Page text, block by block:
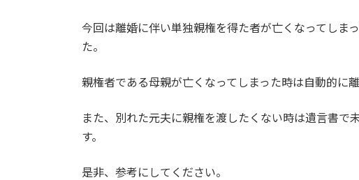
今回は離婚に伴い単独親権を得た者が亡くなってしま
た。
親権者である母親が亡くなってしまった時は自動的に
また、別れた元夫に親権を渡したくない時は遺言書で
す。
是非、参考にしてください。